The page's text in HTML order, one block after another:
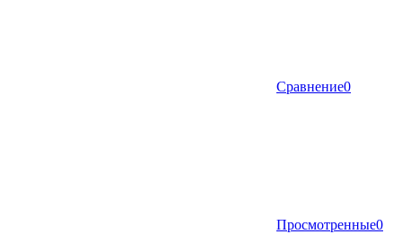
Сравнение0
Просмотренные0